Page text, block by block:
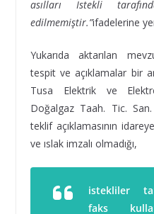
asılları İstekli
edilmemiştir.”ifadelerine
Yukarıda aktarılan
tespit ve açıklamalar bir
Tusa Elektrik ve
Doğalgaz Taah. Tic.
teklif açıklamasının
ve ıslak imzalı olmadığı,
istekliler
faks